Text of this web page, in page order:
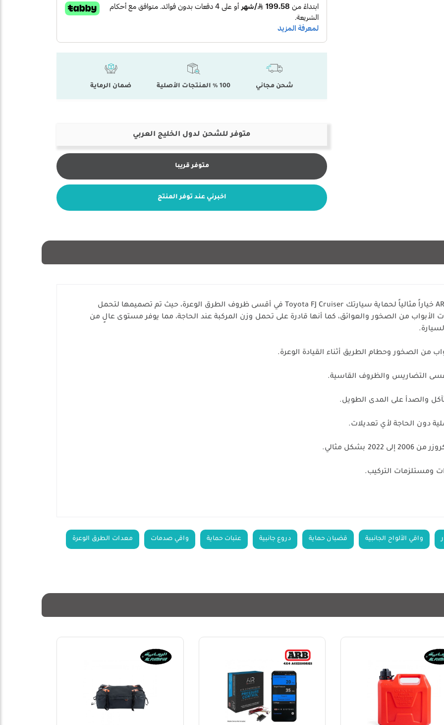
شحن مجاني 100 % المنتجات الأصلية ضمان الرماية
متوفر للشحن لدول الخليج العربي
متوفر قريبا
اخبرني عند توفر المنتج
خياراً مثالياً لحماية سيارتك Toyota FJ Cruiser في أقسى ظروف الطرق الوعرة، حيث تم تصميمها لتحمل
الأبواب من الصخور والعوائق، كما أنها قادرة على تحمل وزن المركبة عند الحاجة، مما يوفر مستوى عالٍ من
من الصخور وحطام الطريق أثناء القيادة الوعرة.
التضاريس والظروف القاسية.
والصدأ على المدى الطويل.
دون الحاجة لأي تعديلات.
مثالي.
ومستلزمات التركيب.
واقي الألواح الجانبية قضبان حماية دروع جانبية عتبات حماية واقي صدمات معدات الطرق الوعرة